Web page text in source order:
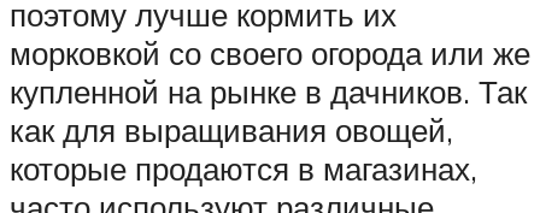
поэтому лучше кормить их
морковкой со своего огорода или же
купленной на рынке в дачников. Так
как для выращивания овощей,
которые продаются в магазинах,